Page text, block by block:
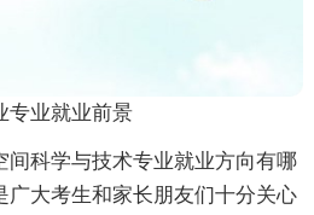
专业就业前景
间科学与技术专业就业方向有哪
广大考生和家长朋友们十分关心